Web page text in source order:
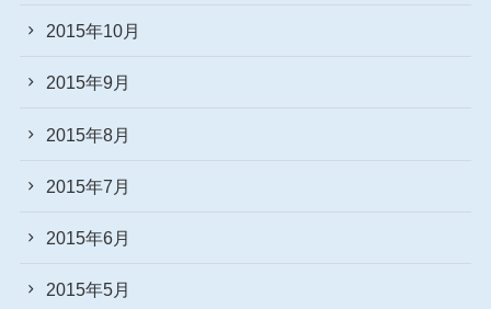
2015年10月
2015年9月
2015年8月
2015年7月
2015年6月
2015年5月